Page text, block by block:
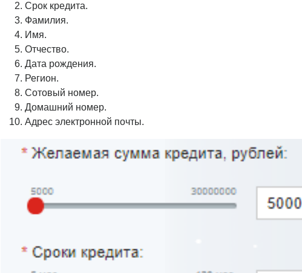
Срок кредита.
Фамилия.
Имя.
Отчество.
Дата рождения.
Регион.
Сотовый номер.
Домашний номер.
Адрес электронной почты.